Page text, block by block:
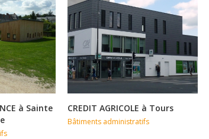
à Sainte
CREDIT AGRICOLE à Tours
Bâtiments administratifs